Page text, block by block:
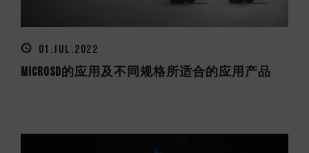
01.JUL.2022
microSD的应用及不同规格所适合的应用产品